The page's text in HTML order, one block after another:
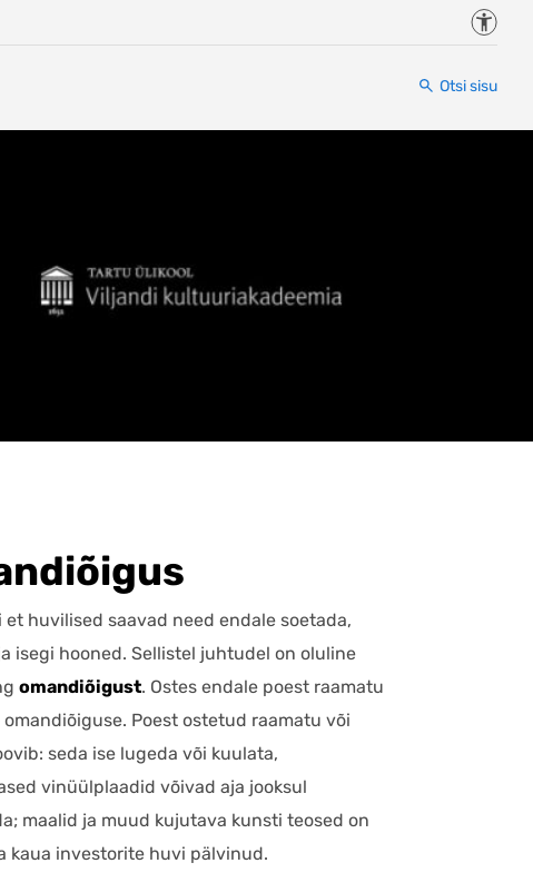
Otsi sisu
huvilised saavad need endale soetada,
isegi hooned. Sellistel juhtudel on oluline
omandiõigust. Ostes endale poest raamatu
Poest ostetud raamatu või
seda ise lugeda või kuulata,
vinüülplaadid võivad aja jooksul
maalid ja muud kujutava kunsti teosed on
kaua investorite huvi pälvinud.